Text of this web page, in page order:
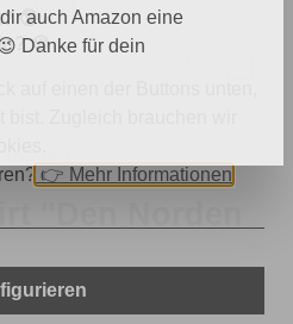
🔞
🍪
👉 Mehr Informationen
auch Amazon eine
Danke für dein